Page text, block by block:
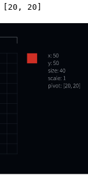
[20, 20]